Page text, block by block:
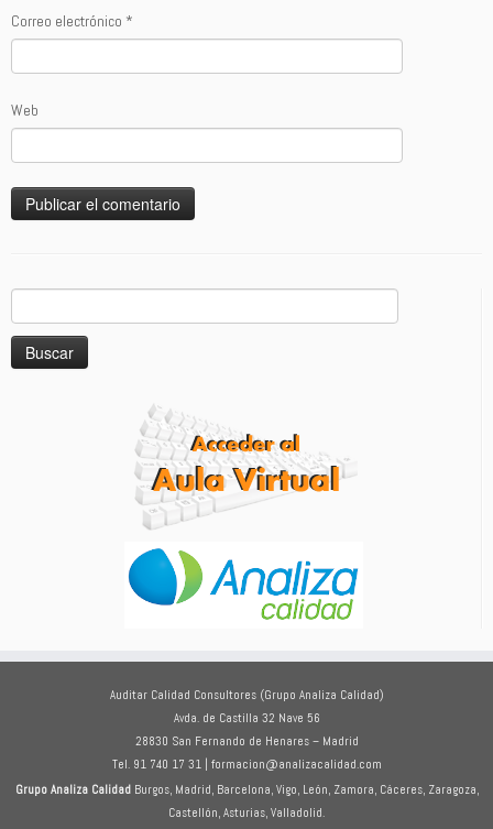
Correo electrónico *
Web
Auditar Calidad Consultores (Grupo Analiza Calidad)
Avda. de Castilla 32 Nave 56
28830 San Fernando de Henares – Madrid
Tel. 91 740 17 31 | formacion@analizacalidad.com
Grupo Analiza CalidadBurgos, Madrid, Barcelona, Vigo, León, Zamora, Cáceres, Zaragoza,
Castellón, Asturias, Valladolid.